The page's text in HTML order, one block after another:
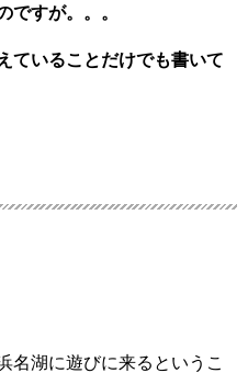
ですが。。。
ていることだけでも書いて
名湖に遊びに来るというこ